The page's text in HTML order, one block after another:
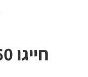
חייגו 054-5880060